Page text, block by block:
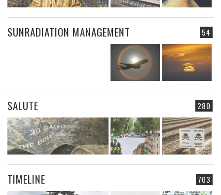
54
SUNRADIATION MANAGEMENT
280
SALUTE
703
TIMELINE